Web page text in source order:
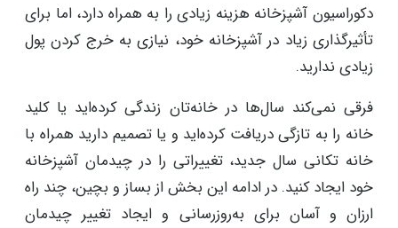
دکوراسیون آشپزخانه هزینه زیادی را به همراه دارد، اما برای
تأثیرگذاری زیاد در آشپزخانه خود، نیازی به خرج کردن پول
زیادی ندارید.
فرقی نمی‌کند سال‌ها در خانه‌تان زندگی کرده‌اید یا کلید
خانه را به تازگی دریافت کرده‌اید و یا تصمیم دارید همراه با
خانه تکانی سال جدید، تغییراتی را در چیدمان آشپزخانه
خود ایجاد کنید. در ادامه این بخش از بساز و بچین، چند راه
ارزان و آسان برای به‌روزرسانی و ایجاد تغییر چیدمان